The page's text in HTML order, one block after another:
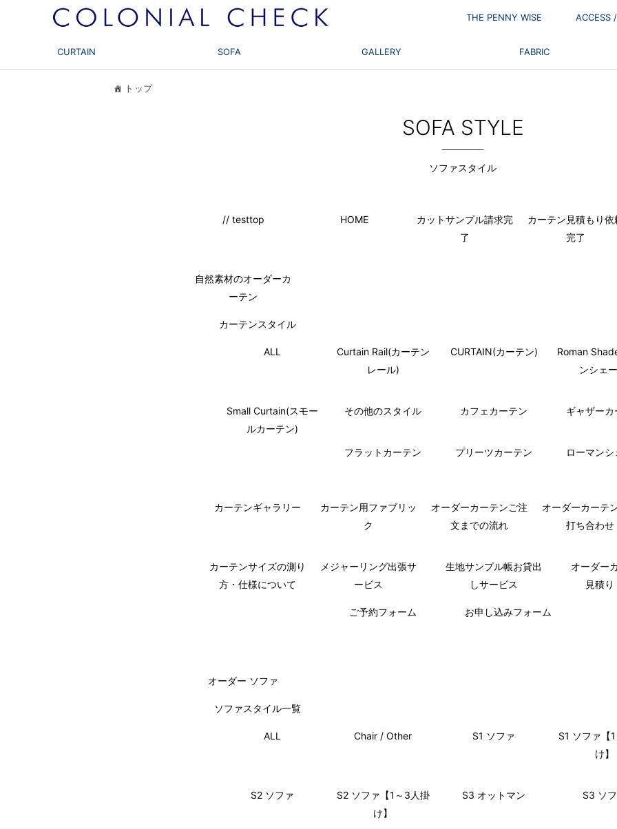
THE PENNY WISE ACCESS
CURTAIN SOFA GALLERY FABRIC
トップ
SOFA STYLE
ソファスタイル
// testtop HOME
カットサンプル請求完
了
カーテン見積もり依
完了
自然素材のオーダーカ
ーテン
カーテンスタイル
ALL
Curtain Rail(カーテン
レール)
CURTAIN(カーテン)
Roman
ンシェ
Small Curtain(スモー
ルカーテン)
その他のスタイル カフェカーテン ギャザーカ
フラットカーテン プリーツカーテン ローマンシ
カーテンギャラリー
カーテン用ファブリッ
ク
オーダーカーテンご注
文までの流れ
オーダーカーテ
打ち合わせ
カーテンサイズの測り
方・仕様について
メジャーリング出張サ
ービス
ご予約フォーム
生地サンプル帳お貸出
しサービス
お申し込みフォーム
オーダー
見積り
オーダー ソファ
ソファスタイル一覧
ALL Chair / Other S1 ソファ
S1 ソファ【
け】
S2 ソファ
S2 ソファ【1～3人掛
け】
S3 オットマン S3 ソ